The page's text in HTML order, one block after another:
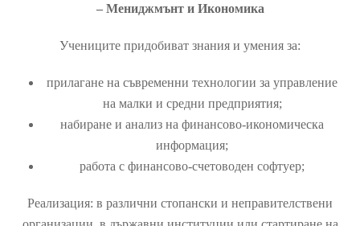
– Mениджмънт и Икономика
Учениците придобиват знания и умения за:
прилагане на съвременни технологии за управление
на малки и средни предприятия;
набиране и анализ на финансово-икономическа
информация;
работа с финансово-счетоводен софтуер;
Реализация: в различни стопански и неправителствени